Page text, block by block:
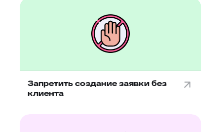
Запретить создание заявки без
клиента